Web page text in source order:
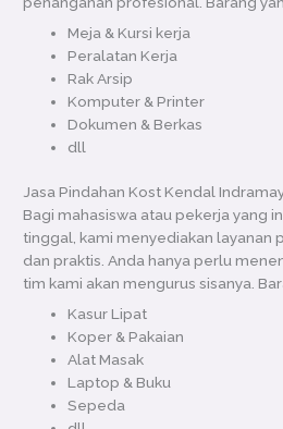
Meja & Kursi kerja
Peralatan Kerja
Rak Arsip
Komputer & Printer
Dokumen & Berkas
dll
Jasa Pindahan Kost Kendal
Bagi mahasiswa atau pekerja yang
tinggal, kami menyediakan layanan
dan praktis. Anda hanya perlu
tim kami akan mengurus sisanya.
Kasur Lipat
Koper & Pakaian
Alat Masak
Laptop & Buku
Sepeda